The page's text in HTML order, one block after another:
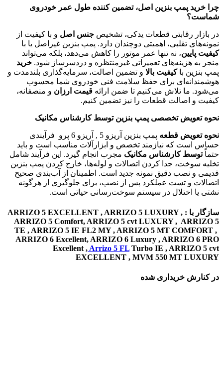
چرا خرید پمپ بنزین اصل، تضمین کننده طول عمر خودروی
شماست؟
در بازار رقابتی قطعات یدکی، تشخیص جنس اصل و با کیفیت از
نمونه‌های تقلبی، اهمیتی دوچندان دارد. پمپ بنزین غیراصل یا با
کیفیت پایین، نه تنها عمر موتور را کاهش می‌دهد، بلکه می‌تواند
منجر به هزینه‌های تعمیراتی غیرمنتظره و دردسرساز شود. خرید
پمپ بنزین باکیفیت بالا و تضمین اصالت، سرمایه‌گذاری بلندمدت و
هوشمندانه‌ای برای حفظ سلامت فنی خودروی شما محسوب
می‌شود. ما تلاش می‌کنیم تا ضمن ارائه قیمت ارزان و منصفانه،
کیفیت و اصالت قطعات را نیز تضمین کنیم.
نحوه تعویض تخصصی پمپ بنزین توسط کارشناس مکانیک
نحوه تعویض قطعه
پمپ بنزین آریزو 5 , آریزو 6 پرو فرآیندی
حساس است که نیازمند تخصص و ابزارآلات مناسب است و باید
حتماًتوسط کارشناس مکانیک مجرب انجام گیرد. این فرآیند شامل
تخلیه سوخت، جدا کردن اتصالات و لوله‌ها، خارج کردن پمپ بنزین
قدیمی و نصب دقیق نمونه جدید است. اطمینان از آب‌بندی صحیح
اتصالات و تست عملکرد پس از نصب، برای جلوگیری از هرگونه
نشتی یا اختلال در سیستم سوخت‌رسانی حیاتی است.
سازگار با : ARRIZO 5 EXCELLENT , ARRIZO 5 LUXURY ,
ARRIZO 5 Comfort, ARRIZO 5 cvt LUXURY , ARRIZO 5
TE , ARRIZO 5 IE FL2 MY , ARRIZO 5 MT COMFORT ,
ARRIZO 6 Excellent, ARRIZO 6 Luxury , ARRIZO 6 PRO
Excellent , Arrizo 5 FL Turbo IE , ARRIZO 5 cvt
EXCELLENT , MVM 550 MT LUXURY
در کنارش خریداری شده